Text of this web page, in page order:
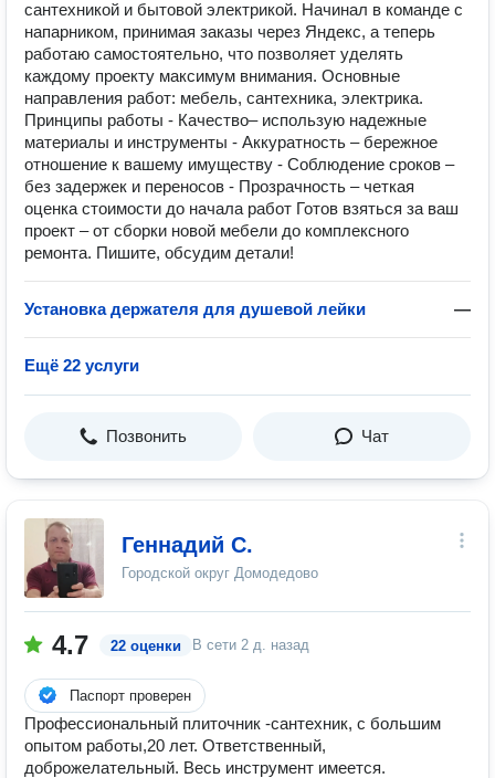
сантехникой и бытовой электрикой. Начинал в команде с
напарником, принимая заказы через Яндекс, а теперь
работаю самостоятельно, что позволяет уделять
каждому проекту максимум внимания. Основные
направления работ: мебель, сантехника, электрика.
Принципы работы - Качество– использую надежные
материалы и инструменты - Аккуратность – бережное
отношение к вашему имуществу - Соблюдение сроков –
без задержек и переносов - Прозрачность – четкая
оценка стоимости до начала работ Готов взяться за ваш
проект – от сборки новой мебели до комплексного
ремонта. Пишите, обсудим детали!
Установка держателя для душевой лейки —
Ещё 22 услуги
Позвонить Чат
Геннадий С.
Городской округ Домодедово
4.7 22 оценки В сети 2 д. назад
Паспорт проверен
Профессиональный плиточник -сантехник, с большим
опытом работы,20 лет. Ответственный,
доброжелательный. Весь инструмент имеется.